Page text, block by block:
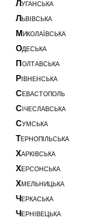
Л УГАНСЬКА
Л ЬВІВСЬКА
М ИКОЛАЇВСЬКА
ОДЕСЬКА
П ОЛТАВСЬКА
Р ІВНЕНСЬКА
СЕВАСТОПОЛЬ
С ІЧЕСЛАВСЬКА
СУМСЬКА
ТЕРНОПІЛЬСЬКА
ХАРКІВСЬКА
ХЕРСОНСЬКА
ХМЕЛЬНИЦЬКА
Ч ЕРКАСЬКА
Ч ЕРНІВЕЦЬКА